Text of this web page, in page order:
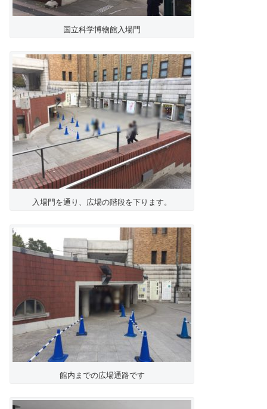
国立科学博物館入場門
入場門を通り、広場の階段を下ります。
館内までの広場通路です